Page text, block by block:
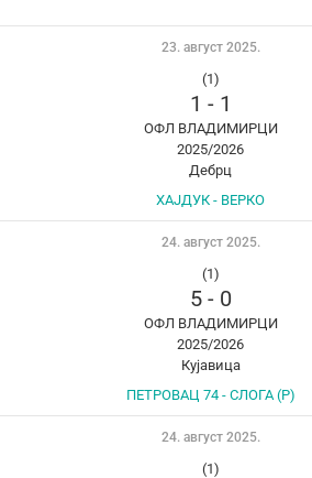
23. август 2025.
(1)
1 - 1
ОФЛ ВЛАДИМИРЦИ
2025/2026
Дебрц
ХАЈДУК - ВЕРКО
24. август 2025.
(1)
5- 0
ОФЛ ВЛАДИМИРЦИ
2025/2026
Кујавица
ПЕТРОВАЦ 74 - СЛОГА (Р)
24. август 2025.
(1)